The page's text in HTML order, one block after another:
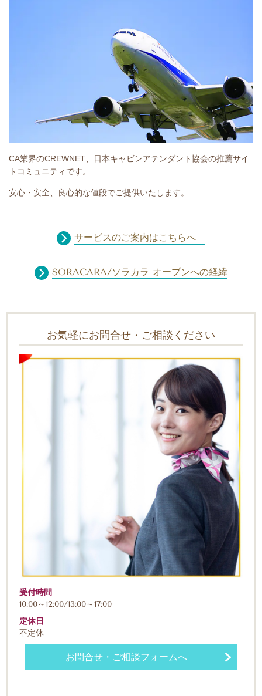
CA業界のCREWNET、日本キャビンアテンダント協会の推薦サイ
トコミュニティです。
安心・安全、良心的な値段でご提供いたします。
サービスのご案内はこちらへ
SORACARA/ソラカラ オープンへの経緯
お気軽にお問合せ・ご相談ください
受付時間
10:00～12:00/13:00～17:00
定休日
不定休
お問合せ・ご相談フォームへ